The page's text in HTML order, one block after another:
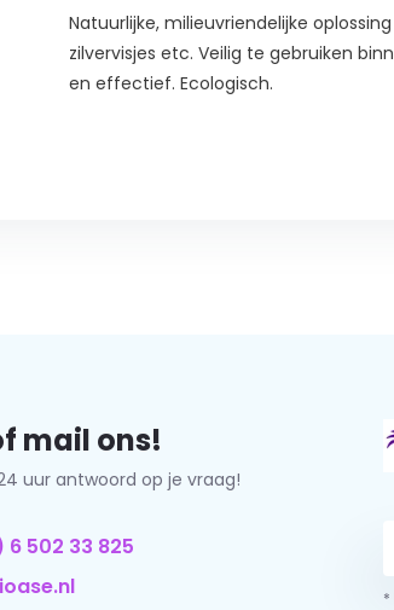
Natuurlijke, milieuvriendelijke
zilvervisjes etc. Veilig te gebruiken
en effectief. Ecologisch.
mail ons!
uur antwoord op je vraag!
6 502 33 825
*